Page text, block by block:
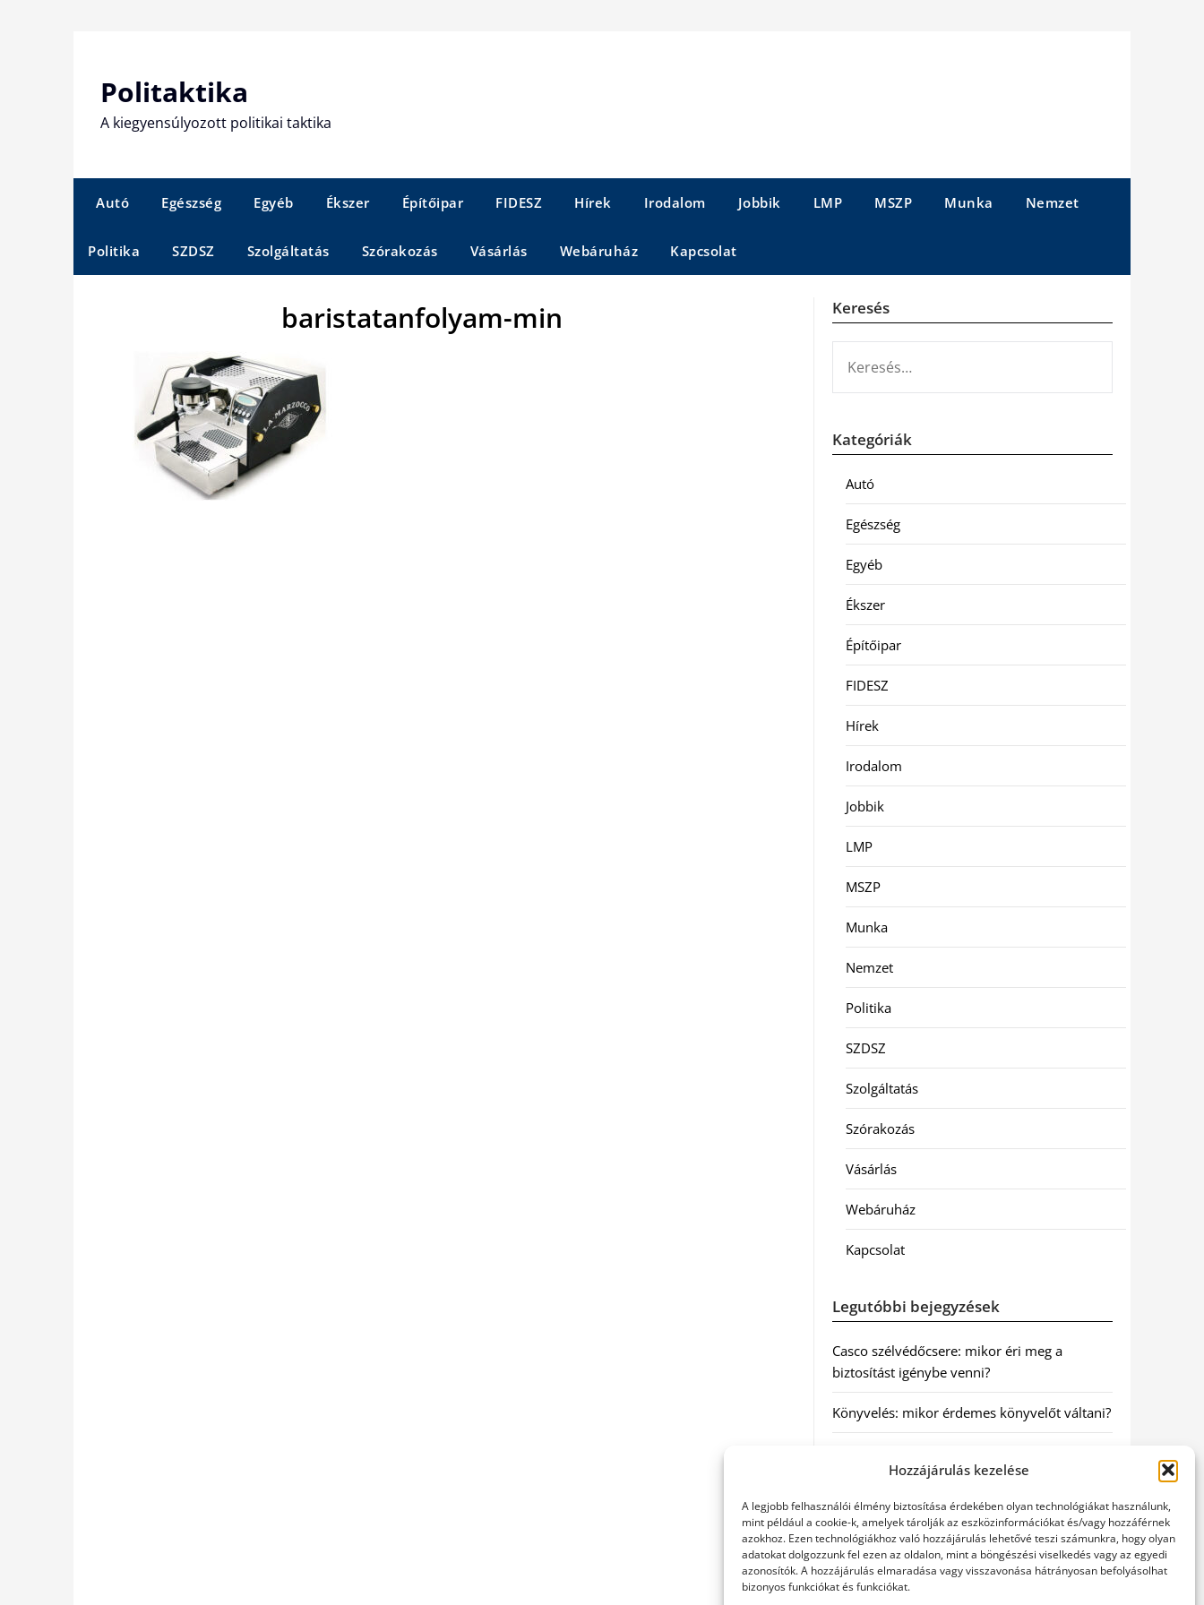
Hozzájárulás kezelése
A legjobb felhasználói élmény biztosítása érdekében olyan technológiákat használunk,
mint például a cookie-k, amelyek tárolják az eszközinformációkat és/vagy hozzáférnek
azokhoz. Ezen technológiákhoz való hozzájárulás lehetővé teszi számunkra, hogy olyan
adatokat dolgozzunk fel ezen az oldalon, mint a böngészési viselkedés vagy az egyedi
azonosítók. A hozzájárulás elmaradása vagy visszavonása hátrányosan befolyásolhat
bizonyos funkciókat és funkciókat.
Politaktika
A kiegyensúlyozott politikai taktika
Autó Egészség Egyéb Ékszer Építőipar FIDESZ Hírek Irodalom Jobbik LMP MSZP Munka Nemzet
Politika SZDSZ Szolgáltatás Szórakozás Vásárlás Webáruház Kapcsolat
baristatanfolyam-min Keresés
Kategóriák
Autó
Egészség
Egyéb
Ékszer
Építőipar
FIDESZ
Hírek
Irodalom
Jobbik
LMP
MSZP
Munka
Nemzet
Politika
SZDSZ
Szolgáltatás
Szórakozás
Vásárlás
Webáruház
Kapcsolat
Legutóbbi bejegyzések
Casco szélvédőcsere: mikor éri meg a
biztosítást igénybe venni?
Könyvelés: mikor érdemes könyvelőt váltani?
szakszerű jogi háttér a biztonságos
Munkajogi ügyvéd: miért nem érdemes várni
a jogi segítséggel